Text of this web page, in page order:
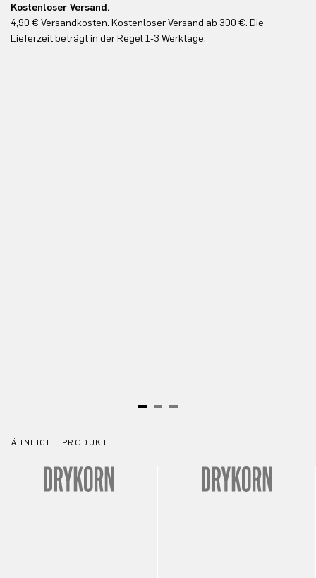
Kostenloser Versand.
4,90 € Versandkosten. Kostenloser Versand ab 300 €. Die
Lieferzeit beträgt in der Regel 1-3 Werktage.
ÄHNLICHE PRODUKTE